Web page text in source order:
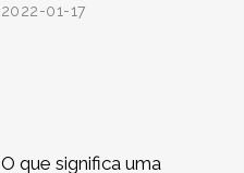
2022-01-17
O que significa uma